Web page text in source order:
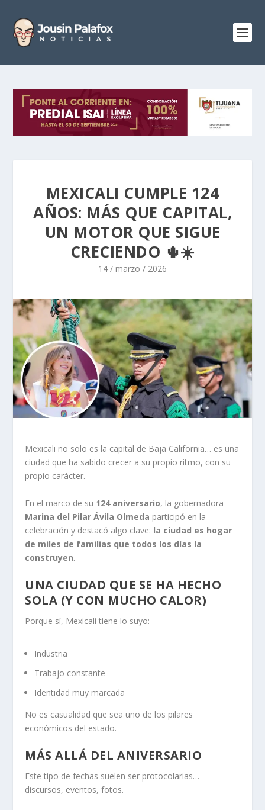
MEXICALI CUMPLE 124
AÑOS: MÁS QUE CAPITAL,
UN MOTOR QUE SIGUE
CRECIENDO 🌵☀️
14 / marzo / 2026
Mexicali no solo es la capital de Baja California… es una
ciudad que ha sabido crecer a su propio ritmo, con su
propio carácter.
En el marco de su 124 aniversario, la gobernadora
Marina del Pilar Ávila Olmeda participó en la
celebración y destacó algo clave: la ciudad es hogar
de miles de familias que todos los días la
construyen.
UNA CIUDAD QUE SE HA HECHO
SOLA (Y CON MUCHO CALOR)
Porque sí, Mexicali tiene lo suyo:
Industria
Trabajo constante
Identidad muy marcada
No es casualidad que sea uno de los pilares
económicos del estado.
MÁS ALLÁ DEL ANIVERSARIO
Este tipo de fechas suelen ser protocolarias…
discursos, eventos, fotos.